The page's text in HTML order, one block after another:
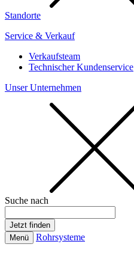
Standorte
Service & Verkauf
Verkaufsteam
Technischer Kundenservice
Unser Unternehmen
Suche nach
Menü Rohrsysteme